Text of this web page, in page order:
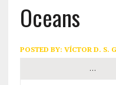
Oceans
POSTED BY: VÍCTOR D. S.
…